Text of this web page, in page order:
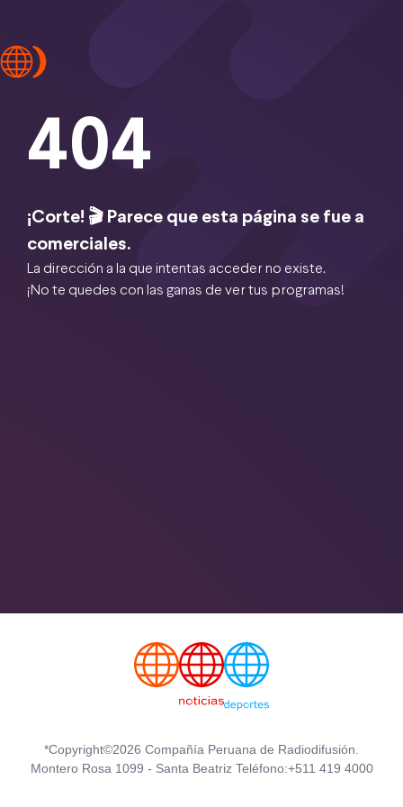
404
¡Corte! 🎬 Parece que esta página se fue a
comerciales.
La dirección a la que intentas acceder no existe.
¡No te quedes con las ganas de ver tus programas!
*Copyright©2026 Compañía Peruana de Radiodifusión.
Montero Rosa 1099 - Santa Beatriz Teléfono:+511 419 4000